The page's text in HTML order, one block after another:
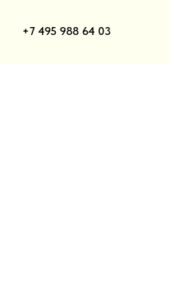
+7 495 988 64 03